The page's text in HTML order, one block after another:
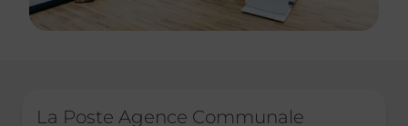
La Poste Agence Communale